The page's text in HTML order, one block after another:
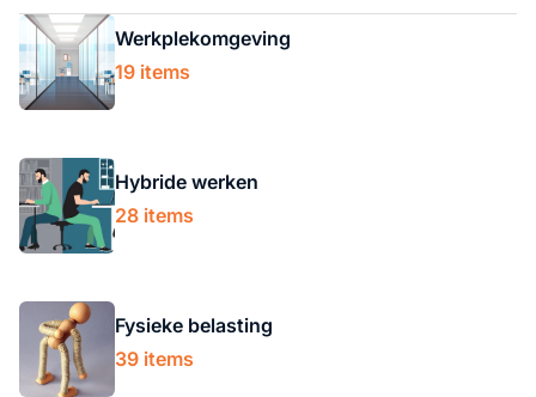
Werkplekomgeving
19 items
Hybride werken
28 items
Fysieke belasting
39 items